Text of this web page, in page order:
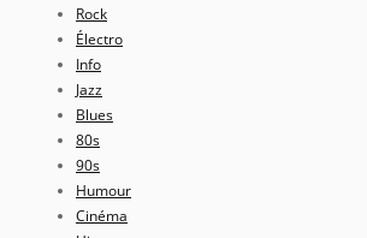
Rock
Électro
Info
Jazz
Blues
80s
90s
Humour
Cinéma